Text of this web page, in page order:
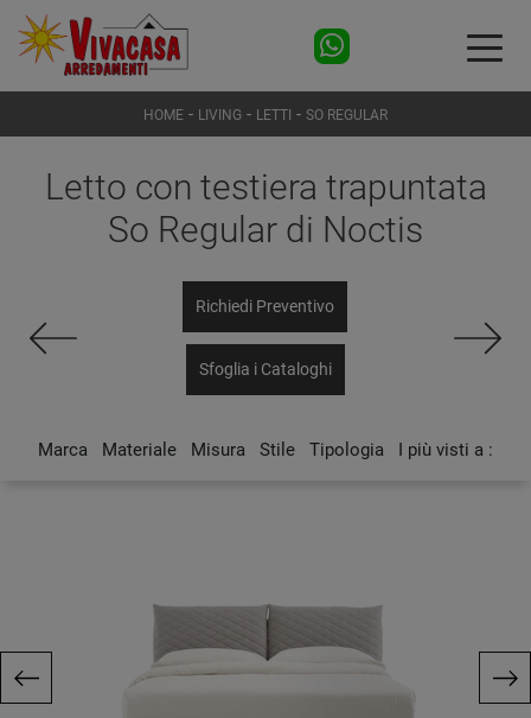
HOME - LIVING - LETTI - SO REGULAR
Letto con testiera trapuntata
So Regular di Noctis
Richiedi Preventivo
Sfoglia i Cataloghi
Marca Materiale Misura Stile Tipologia I più visti a :